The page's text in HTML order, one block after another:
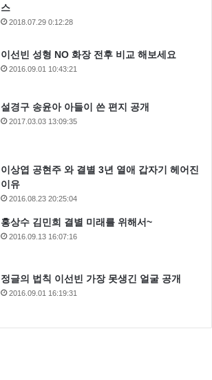
스
2018.07.29 0:12:28
이선빈 성형 NO 화장 전후 비교 해보세요
2016.09.01 10:43:21
설경구 송윤아 아들이 쓴 편지 공개
2017.03.03 13:09:35
이상엽 공현주 와 결별 3년 열애 갑자기 헤어진
이유
2016.08.23 20:25:04
홍상수 김민희 결별 미래를 위해서~
2016.09.13 16:07:16
정글의 법칙 이선빈 가장 못생긴 얼굴 공개
2016.09.01 16:19:31